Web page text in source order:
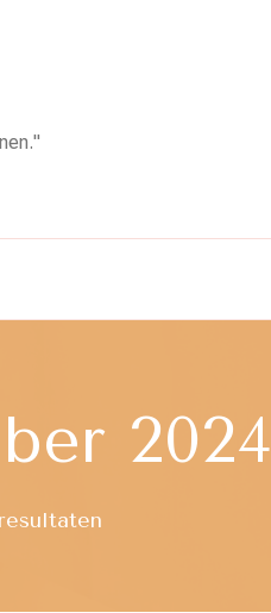
2024